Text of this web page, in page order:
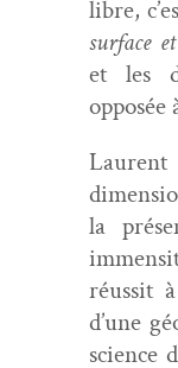
libre,
sur­face
et les
opposée
la
réus­sit
d’une
science